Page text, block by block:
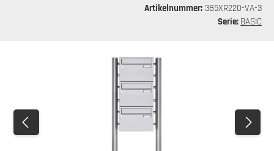
Artikelnummer: 385XR220-VA-3
Serie: BASIC